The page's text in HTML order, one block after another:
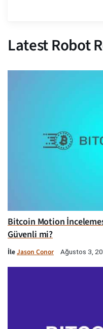
Latest Robot
Bitcoin Motion
Güvenli mi?
İleJason Conor Ağustos 3,